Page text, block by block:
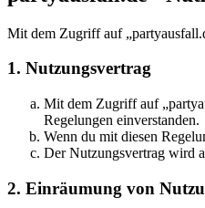
Mit dem Zugriff auf
1. Nutzungsvertrag
Mit dem Zugriff auf
Regelungen einverstanden.
Wenn du mit diesen
Der Nutzungsvertrag wird
2. Einräumung von